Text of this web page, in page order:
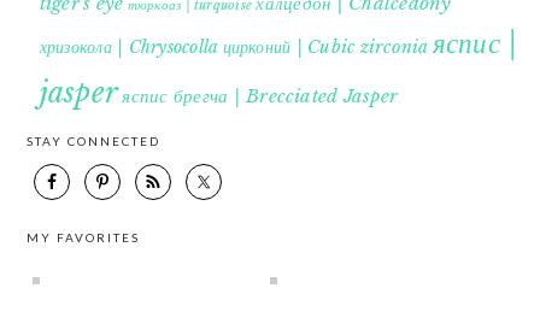
тюркоаз | turquoise
хризокола | Chrysocolla цирконий | Cubic zirconia яспис |
jasperяспис брегча | Brecciated Jasper
STAY CONNECTED
MY FAVORITES